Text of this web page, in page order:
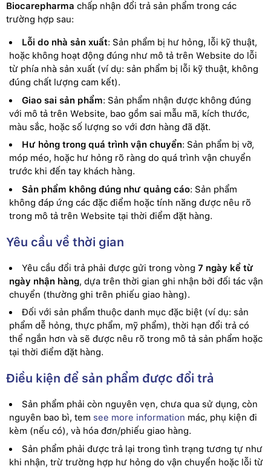
Biocarepharma chấp nhận đổi trả sản phẩm trong các
trường hợp sau:
Lỗi do nhà sản xuất: Sản phẩm bị hư hỏng, lỗi kỹ thuật,
hoặc không hoạt động đúng như mô tả trên Website do lỗi
từ phía nhà sản xuất (ví dụ: sản phẩm bị lỗi kỹ thuật, không
đúng chất lượng cam kết).
Giao sai sản phẩm: Sản phẩm nhận được không đúng
với mô tả trên Website, bao gồm sai mẫu mã, kích thước,
màu sắc, hoặc số lượng so với đơn hàng đã đặt.
Hư hỏng trong quá trình vận chuyển: Sản phẩm bị vỡ,
móp méo, hoặc hư hỏng rõ ràng do quá trình vận chuyển
trước khi đến tay khách hàng.
Sản phẩm không đúng như quảng cáo: Sản phẩm
không đáp ứng các đặc điểm hoặc tính năng được nêu rõ
trong mô tả trên Website tại thời điểm đặt hàng.
Yêu cầu về thời gian
Yêu cầu đổi trả phải được gửi trong vòng 7 ngày kể từ
ngày nhận hàng, dựa trên thời gian ghi nhận bởi đối tác vận
chuyển (thường ghi trên phiếu giao hàng).
Đối với sản phẩm thuộc danh mục đặc biệt (ví dụ: sản
phẩm dễ hỏng, thực phẩm, mỹ phẩm), thời hạn đổi trả có
thể ngắn hơn và sẽ được nêu rõ trong mô tả sản phẩm hoặc
tại thời điểm đặt hàng.
Điều kiện để sản phẩm được đổi trả
Sản phẩm phải còn nguyên vẹn, chưa qua sử dụng, còn
nguyên bao bì, tem see more information mác, phụ kiện đi
kèm (nếu có), và hóa đơn/phiếu giao hàng.
Sản phẩm phải được trả lại trong tình trạng tương tự như
khi nhận, trừ trường hợp hư hỏng do vận chuyển hoặc lỗi từ